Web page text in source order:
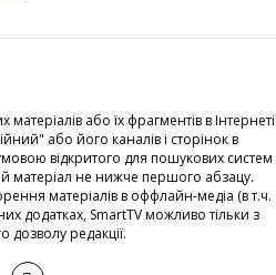
або їх фрагментів в Інтернеті
або його каналів і сторінок в
відкритого для пошукових систем
матеріал не нижче першого абзацу.
матеріалів в оффлайн-медіа (в т.ч.
додатках, SmartTV можливо тільки з
дозволу редакції.